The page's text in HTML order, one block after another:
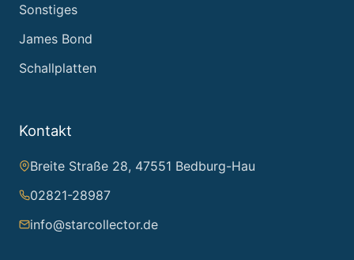
Sonstiges
James Bond
Schallplatten
Kontakt
Breite Straße 28, 47551 Bedburg-Hau
02821-28987
info@starcollector.de